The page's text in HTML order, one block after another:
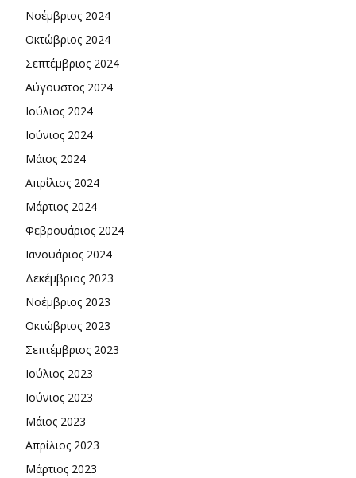
Νοέμβριος 2024
Οκτώβριος 2024
Σεπτέμβριος 2024
Αύγουστος 2024
Ιούλιος 2024
Ιούνιος 2024
Μάιος 2024
Απρίλιος 2024
Μάρτιος 2024
Φεβρουάριος 2024
Ιανουάριος 2024
Δεκέμβριος 2023
Νοέμβριος 2023
Οκτώβριος 2023
Σεπτέμβριος 2023
Ιούλιος 2023
Ιούνιος 2023
Μάιος 2023
Απρίλιος 2023
Μάρτιος 2023